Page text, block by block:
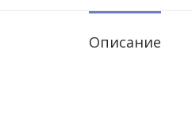
Описание